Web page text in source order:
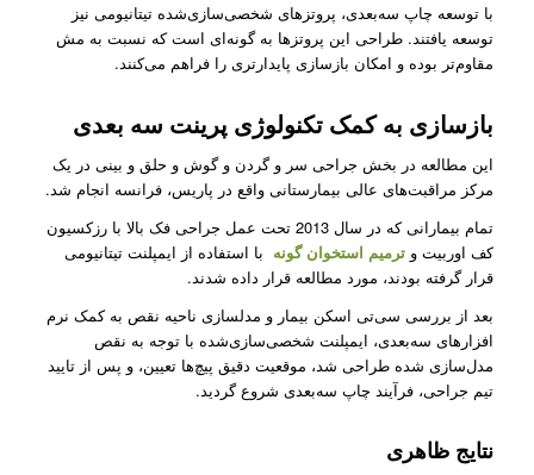
با توسعه چاپ سه‌بعدی، پروتزهای شخصی‌سازی‌شده تیتانیومی نیز
توسعه یافتند. طراحی این پروتزها به گونه‌ای‌ است که نسبت به مش
مقاوم‌تر بوده و امکان بازسازی پایدارتری را فراهم می‌کنند.
بازسازی به کمک تکنولوژی پرینت سه بعدی
این مطالعه در بخش جراحی سر و گردن و گوش و حلق و بینی در یک
مرکز مراقبت‌های عالی بیمارستانی واقع در پاریس، فرانسه انجام شد.
تمام بیمارانی که در سال 2013 تحت عمل جراحی فک بالا با رزکسیون
کف اوربیت و ترمیم استخوان گونه با استفاده از ایمپلنت تیتانیومی
قرار گرفته بودند، مورد مطالعه قرار داده شدند.
بعد از بررسی سی‌تی اسکن بیمار و مدلسازی ناحیه نقص به کمک نرم
افزارهای سه‌بعدی، ایمپلنت شخصی‌سازی‌شده با توجه به نقص
مدل‌سازی شده طراحی شد، موقعیت‌ دقیق پیچ‌ها تعیین، و پس از تایید
تیم جراحی، فرآیند چاپ سه‌بعدی شروع گردید.
نتایج ظاهری